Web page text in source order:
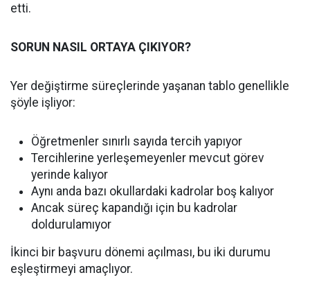
etti.
SORUN NASIL ORTAYA ÇIKIYOR?
Yer değiştirme süreçlerinde yaşanan tablo genellikle
şöyle işliyor:
Öğretmenler sınırlı sayıda tercih yapıyor
Tercihlerine yerleşemeyenler mevcut görev
yerinde kalıyor
Aynı anda bazı okullardaki kadrolar boş kalıyor
Ancak süreç kapandığı için bu kadrolar
doldurulamıyor
İkinci bir başvuru dönemi açılması, bu iki durumu
eşleştirmeyi amaçlıyor.